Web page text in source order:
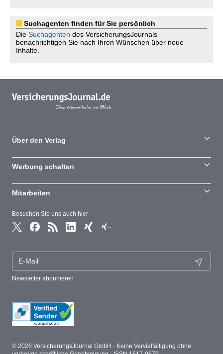
Suchagenten finden für Sie persönlich
Die Suchagenten des VersicherungsJournals
benachrichtigen Sie nach Ihren Wünschen über neue
Inhalte.
Besuchen Sie uns auch hier
Newsletter abonnieren
Über den Verlag
Werbung schalten
Mitarbeiten
© 2026 VersicherungsJournal GmbH · Keine Vervielfältigung ohne